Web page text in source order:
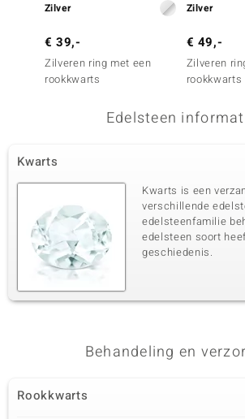
Zilver
€ 39,-
Zilveren ring met een
rookkwarts
Zilver
€ 49,-
Zilveren
rookkwarts
Edelsteen
Kwarts
Kwarts is een
verschillende
edelsteenfamilie
edelsteen soort
geschiedenis.
Behandeling en
Rookkwarts